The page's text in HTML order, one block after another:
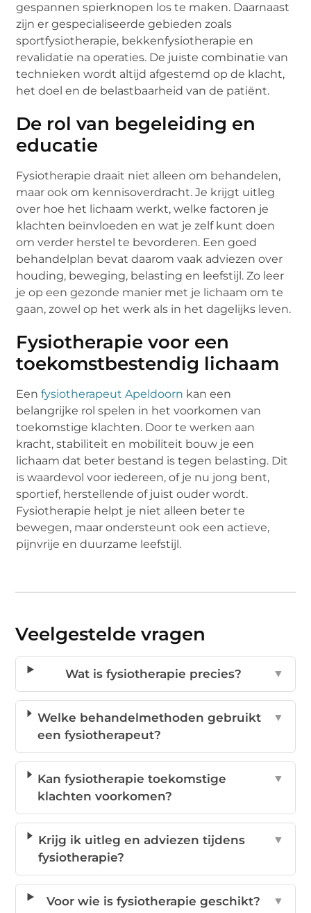
gespannen spierknopen los te maken. Daarnaast
zijn er gespecialiseerde gebieden zoals
sportfysiotherapie, bekkenfysiotherapie en
revalidatie na operaties. De juiste combinatie van
technieken wordt altijd afgestemd op de klacht,
het doel en de belastbaarheid van de patiënt.
De rol van begeleiding en
educatie
Fysiotherapie draait niet alleen om behandelen,
maar ook om kennisoverdracht. Je krijgt uitleg
over hoe het lichaam werkt, welke factoren je
klachten beïnvloeden en wat je zelf kunt doen
om verder herstel te bevorderen. Een goed
behandelplan bevat daarom vaak adviezen over
houding, beweging, belasting en leefstijl. Zo leer
je op een gezonde manier met je lichaam om te
gaan, zowel op het werk als in het dagelijks leven.
Fysiotherapie voor een
toekomstbestendig lichaam
Eenfysiotherapeut Apeldoorn kan een
belangrijke rol spelen in het voorkomen van
toekomstige klachten. Door te werken aan
kracht, stabiliteit en mobiliteit bouw je een
lichaam dat beter bestand is tegen belasting. Dit
is waardevol voor iedereen, of je nu jong bent,
sportief, herstellende of juist ouder wordt.
Fysiotherapie helpt je niet alleen beter te
bewegen, maar ondersteunt ook een actieve,
pijnvrije en duurzame leefstijl.
Veelgestelde vragen
Wat is fysiotherapie precies? ▼
Welke behandelmethoden gebruikt
een fysiotherapeut?
▼
Kan fysiotherapie toekomstige
klachten voorkomen?
▼
Krijg ik uitleg en adviezen tijdens
fysiotherapie?
▼
Voor wie is fysiotherapie geschikt? ▼